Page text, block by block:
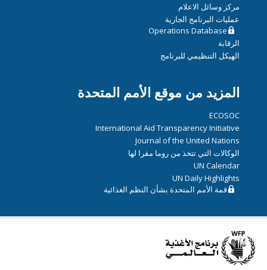
مركز وسائل الاعلام
عمليات البرنامج الجارية
Operations Database
الرقابة
الهيكل التنظيمي للبرنامج
المزيد من موقع الأمم المتحدة
ECOSOC
International Aid Transparency Initiative
Journal of the United Nations
الوكالات التي تتخذ من روما مقرا لها
UN Calendar
UN Daily Highlights
قمة الأمم المتحدة بشأن النظم الغذائية